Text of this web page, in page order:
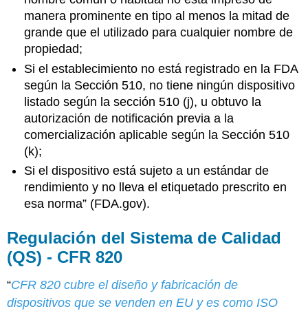
manera prominente en tipo al menos la mitad de
grande que el utilizado para cualquier nombre de
propiedad;
Si el establecimiento no está registrado en la FDA
según la Sección 510, no tiene ningún dispositivo
listado según la sección 510 (j), u obtuvo la
autorización de notificación previa a la
comercialización aplicable según la Sección 510
(k);
Si el dispositivo está sujeto a un estándar de
rendimiento y no lleva el etiquetado prescrito en
esa norma” (FDA.gov).
Regulación del Sistema de Calidad
(QS) - CFR 820
“CFR 820 cubre el diseño y fabricación de
dispositivos que se venden en EU y es como ISO